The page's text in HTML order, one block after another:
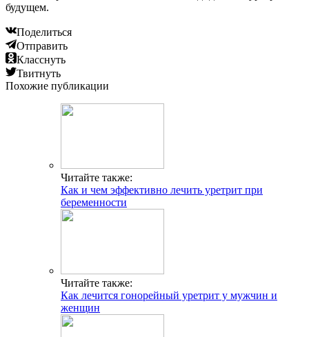
будущем.
Поделиться
Отправить
Класснуть
Твитнуть
Похожие публикации
Читайте также:
Как и чем эффективно лечить уретрит при
беременности
Читайте также:
Как лечится гонорейный уретрит у мужчин и
женщин